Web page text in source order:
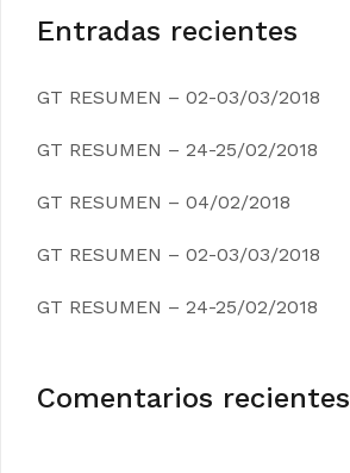
Entradas recientes
GT RESUMEN – 02-03/03/2018
GT RESUMEN – 24-25/02/2018
GT RESUMEN – 04/02/2018
GT RESUMEN – 02-03/03/2018
GT RESUMEN – 24-25/02/2018
Comentarios recientes